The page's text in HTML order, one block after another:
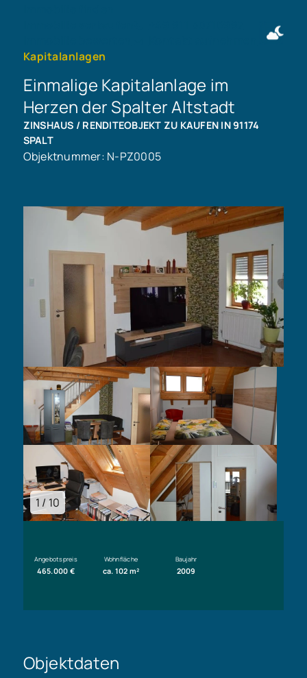
Kapitalanlagen
Einmalige Kapitalanlage im
Herzen der Spalter Altstadt
ZINSHAUS / RENDITEOBJEKT ZU KAUFEN IN 91174
SPALT
Objektnummer: N-PZ0005
1 / 10
Angebotspreis
465.000 €
Wohnfläche
ca. 102 m²
Baujahr
2009
Objektdaten